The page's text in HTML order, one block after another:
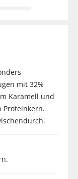
mit 32%
Karamell und
Proteinkern.